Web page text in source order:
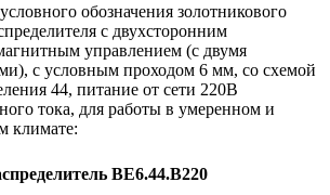
обозначения золотникового
с двухсторонним
управлением (с двумя
с условным проходом 6 мм, со схемой
44, питание от сети 220В
тока, для работы в умеренном и
климате:
ВЕ6.44.В220